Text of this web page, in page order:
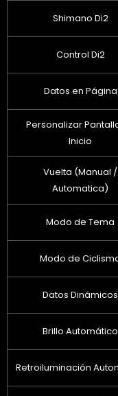
Shimano Di2
Control Di2
Datos en Página
Personalizar
Inicio
Vuelta (Manual /
Automatica)
Modo de Tema
Modo de
Datos Dinámicos
Brillo Automático
Retroiluminación